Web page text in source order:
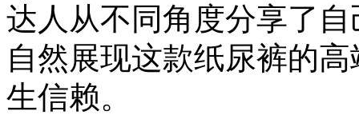
达人从不同角度分享了
自然展现这款纸尿裤的
生信赖。